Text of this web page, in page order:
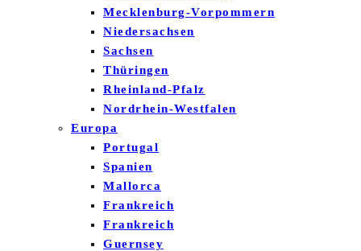
Mecklenburg-Vorpommern
Niedersachsen
Sachsen
Thüringen
Rheinland-Pfalz
Nordrhein-Westfalen
Europa
Portugal
Spanien
Mallorca
Frankreich
Frankreich
Guernsey